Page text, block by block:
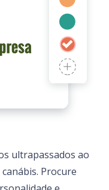
ultrapassados ao
Procure